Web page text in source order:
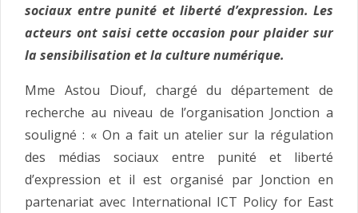
sociaux entre punité et liberté d’expression. Les
acteurs ont saisi cette occasion pour plaider sur
la sensibilisation et la culture numérique.
Mme Astou Diouf, chargé du département de
recherche au niveau de l’organisation Jonction a
souligné : « On a fait un atelier sur la régulation
des médias sociaux entre punité et liberté
d’expression et il est organisé par Jonction en
partenariat avec International ICT Policy for East